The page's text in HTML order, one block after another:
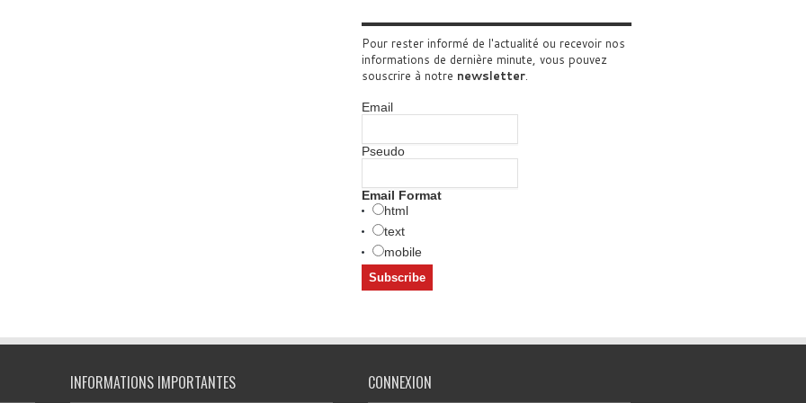
Pour rester informé de l'actualité ou recevoir nos
informations de dernière minute, vous pouvez
souscrire à notre newsletter.
Email
Pseudo
Email Format
html
text
mobile
INFORMATIONS IMPORTANTES CONNEXION